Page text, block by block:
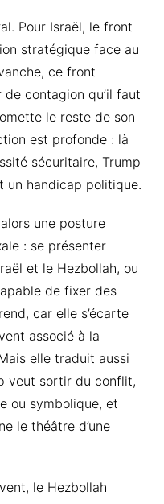
Pour Israël, le front
stratégique face au
ce front
contagion qu’il faut
le reste de son
est profonde : là
sécuritaire, Trump
un handicap politique.
une posture
: se présenter
et le Hezbollah, ou
de fixer des
car elle s’écarte
associé à la
elle traduit aussi
veut sortir du conflit,
ou symbolique, et
le théâtre d’une
le Hezbollah